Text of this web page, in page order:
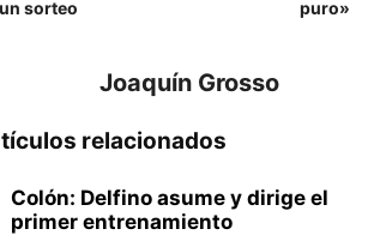
sorteo
puro»
Joaquín Grosso
relacionados
Colón: Delfino asume y dirige el
primer entrenamiento